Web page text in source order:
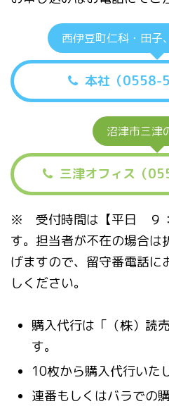
西伊豆町仁科・田子
本社（0558-
沼津市三津
三津オフィス（
※ 受付時間は【平日 ９
す。担当者が不在の場合は
げますので、留守番電話に
しください。
購入代行は「（株）読
す。
10枚から購入代行いた
連番もしくはバラでの